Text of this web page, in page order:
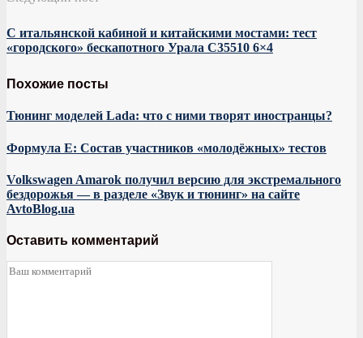
С итальянской кабиной и китайскими мостами: тест
«городского» бескапотного Урала С35510 6×4
Похожие посты
Тюнинг моделей Lada: что с ними творят иностранцы?
Формула Е: Состав участников «молодёжных» тестов
Volkswagen Amarok получил версию для экстремального
бездорожья — в разделе «Звук и тюнинг» на сайте
AvtoBlog.ua
Оставить комментарий